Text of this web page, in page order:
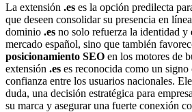
La extensión .es es la opción predilecta
que deseen consolidar su presencia en
dominio .es no solo refuerza la identidad y
mercado español, sino que también
posicionamiento SEO en los motores de
extensión .es es reconocida como un
confianza entre los usuarios nacionales.
duda, una decisión estratégica para
su marca y asegurar una fuerte conexión